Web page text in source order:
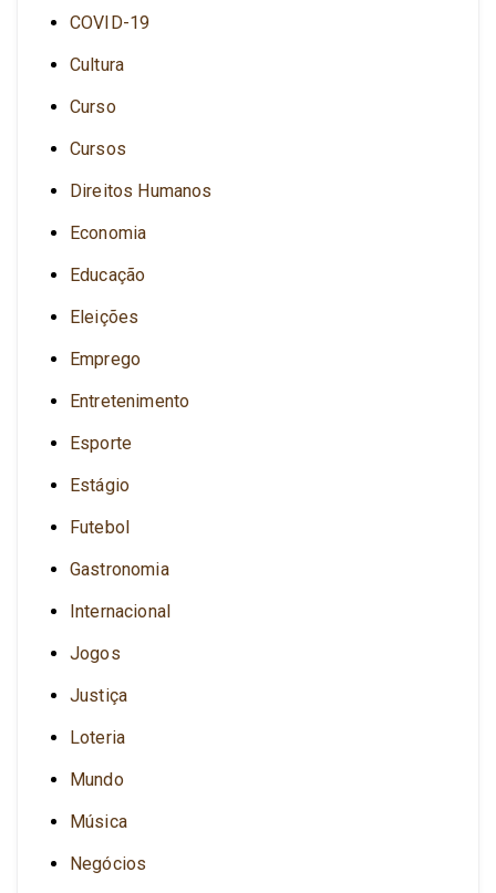
COVID-19
Cultura
Curso
Cursos
Direitos Humanos
Economia
Educação
Eleições
Emprego
Entretenimento
Esporte
Estágio
Futebol
Gastronomia
Internacional
Jogos
Justiça
Loteria
Mundo
Música
Negócios